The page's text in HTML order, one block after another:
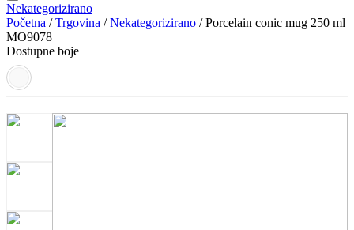
Nekategorizirano
Početna /Trgovina /Nekategorizirano / Porcelain conic mug 250 ml
MO9078
Dostupne boje